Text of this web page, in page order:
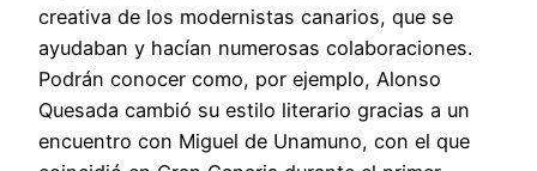
creativa de los modernistas canarios, que se
ayudaban y hacían numerosas colaboraciones.
Podrán conocer como, por ejemplo, Alonso
Quesada cambió su estilo literario gracias a un
encuentro con Miguel de Unamuno, con el que